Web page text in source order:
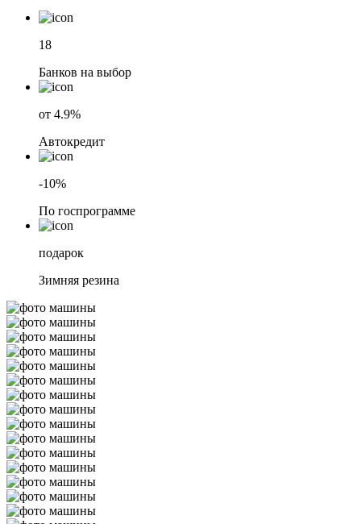
18
Банков на выбор
от 4.9%
Автокредит
-10%
По госпрограмме
подарок
Зимняя резина